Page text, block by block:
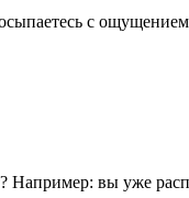
с
Например: вы уже